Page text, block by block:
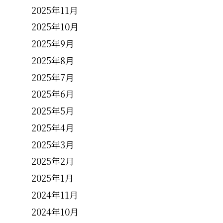
2025年11月
2025年10月
2025年9月
2025年8月
2025年7月
2025年6月
2025年5月
2025年4月
2025年3月
2025年2月
2025年1月
2024年11月
2024年10月